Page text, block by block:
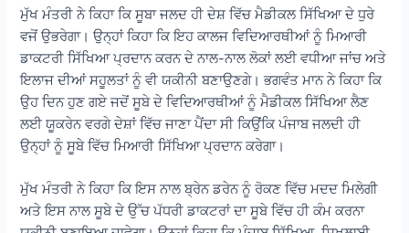
ਮੁੱਖ ਮੰਤਰੀ ਨੇ ਕਿਹਾ ਕਿ ਸੂਬਾ ਜਲਦ ਹੀ ਦੇਸ਼ ਵਿੱਚ ਮੈਡੀਕਲ ਸਿੱਖਿਆ ਦੇ ਧੁਰੇ
ਵਜੋਂ ਉਭਰੇਗਾ। ਉਨ੍ਹਾਂ ਕਿਹਾ ਕਿ ਇਹ ਕਾਲਜ ਵਿਦਿਆਰਥੀਆਂ ਨੂੰ ਮਿਆਰੀ
ਡਾਕਟਰੀ ਸਿੱਖਿਆ ਪ੍ਰਦਾਨ ਕਰਨ ਦੇ ਨਾਲ-ਨਾਲ ਲੋਕਾਂ ਲਈ ਵਧੀਆ ਜਾਂਚ ਅਤੇ
ਇਲਾਜ ਦੀਆਂ ਸਹੂਲਤਾਂ ਨੂੰ ਵੀ ਯਕੀਨੀ ਬਣਾਉਣਗੇ। ਭਗਵੰਤ ਮਾਨ ਨੇ ਕਿਹਾ ਕਿ
ਉਹ ਦਿਨ ਹੁਣ ਗਏ ਜਦੋਂ ਸੂਬੇ ਦੇ ਵਿਦਿਆਰਥੀਆਂ ਨੂੰ ਮੈਡੀਕਲ ਸਿੱਖਿਆ ਲੈਣ
ਲਈ ਯੂਕਰੇਨ ਵਰਗੇ ਦੇਸ਼ਾਂ ਵਿੱਚ ਜਾਣਾ ਪੈਂਦਾ ਸੀ ਕਿਉਂਕਿ ਪੰਜਾਬ ਜਲਦੀ ਹੀ
ਉਨ੍ਹਾਂ ਨੂੰ ਸੂਬੇ ਵਿੱਚ ਮਿਆਰੀ ਸਿੱਖਿਆ ਪ੍ਰਦਾਨ ਕਰੇਗਾ।
ਮੁੱਖ ਮੰਤਰੀ ਨੇ ਕਿਹਾ ਕਿ ਇਸ ਨਾਲ ਬ੍ਰੇਨ ਡਰੇਨ ਨੂੰ ਰੋਕਣ ਵਿੱਚ ਮਦਦ ਮਿਲੇਗੀ
ਅਤੇ ਇਸ ਨਾਲ ਸੂਬੇ ਦੇ ਉੱਚ ਪੱਧਰੀ ਡਾਕਟਰਾਂ ਦਾ ਸੂਬੇ ਵਿੱਚ ਹੀ ਕੰਮ ਕਰਨਾ